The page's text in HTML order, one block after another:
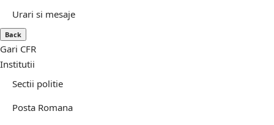
Urari si mesaje
Back
Gari CFR
Institutii
Sectii politie
Posta Romana